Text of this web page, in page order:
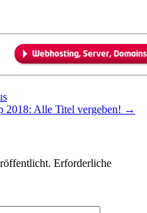
2018: Alle Titel vergeben! →
Erforderliche